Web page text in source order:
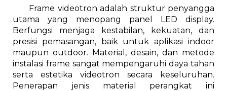
Frame videotron adalah struktur penyangga
utama yang menopang panel LED display.
Berfungsi menjaga kestabilan, kekuatan, dan
presisi pemasangan, baik untuk aplikasi indoor
maupun outdoor. Material, desain, dan metode
instalasi frame sangat mempengaruhi daya tahan
serta estetika videotron secara keseluruhan.
Penerapan jenis material perangkat ini